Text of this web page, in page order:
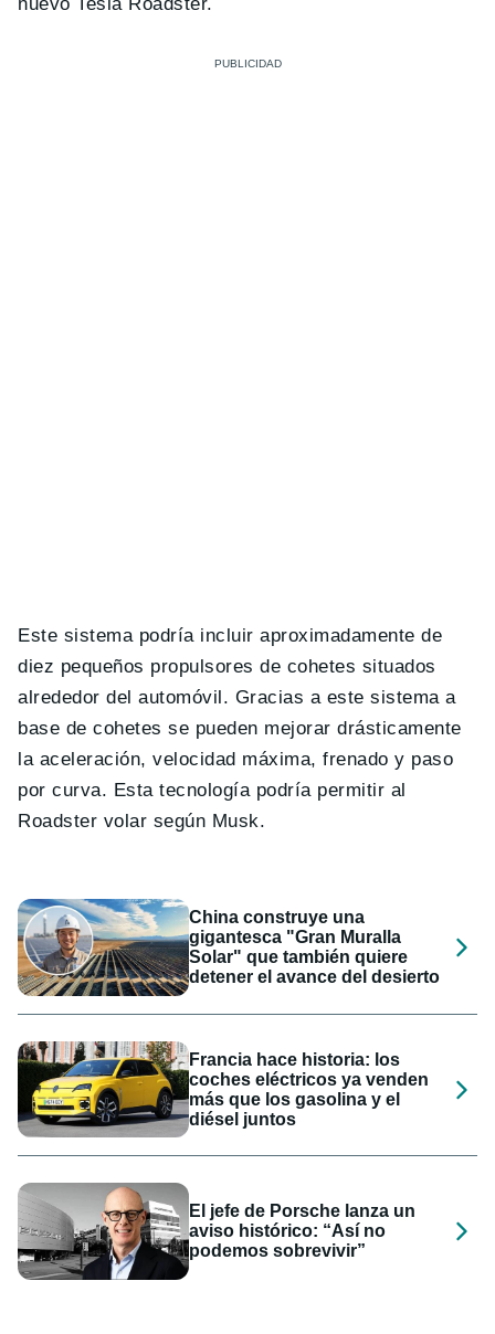
Este sistema podría incluir aproximadamente de
diez pequeños propulsores de cohetes situados
alrededor del automóvil. Gracias a este sistema a
base de cohetes se pueden mejorar drásticamente
la aceleración, velocidad máxima, frenado y paso
por curva. Esta tecnología podría permitir al
Roadster volar según Musk.
China construye una
gigantesca "Gran Muralla
Solar" que también quiere
detener el avance del desierto
Francia hace historia: los
coches eléctricos ya venden
más que los gasolina y el
diésel juntos
El jefe de Porsche lanza un
aviso histórico: “Así no
podemos sobrevivir”